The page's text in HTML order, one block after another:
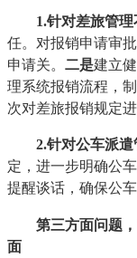
1.针对差旅管
任。对报销申请审
申请关。二是建立
理系统报销流程，
次对差旅报销规定
2.针对公车派
定，进一步明确公
提醒谈话，确保公
第三方面问题
面